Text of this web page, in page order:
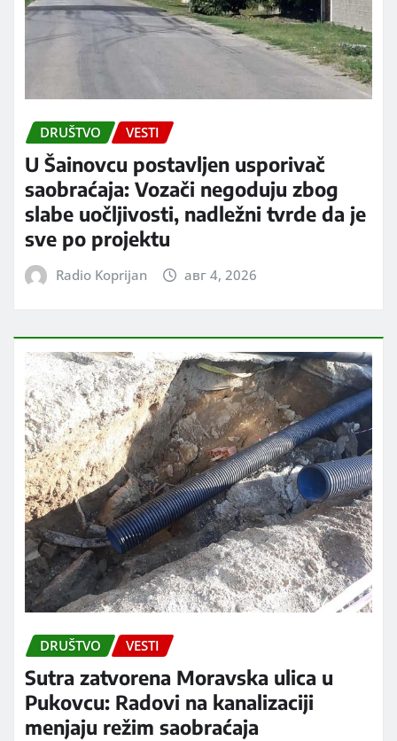
DRUŠTVO VESTI
U Šainovcu postavljen usporivač
saobraćaja: Vozači negoduju zbog
slabe uočljivosti, nadležni tvrde da je
sve po projektu
Radio Koprijan авг 4, 2026
DRUŠTVO VESTI
Sutra zatvorena Moravska ulica u
Pukovcu: Radovi na kanalizaciji
menjaju režim saobraćaja